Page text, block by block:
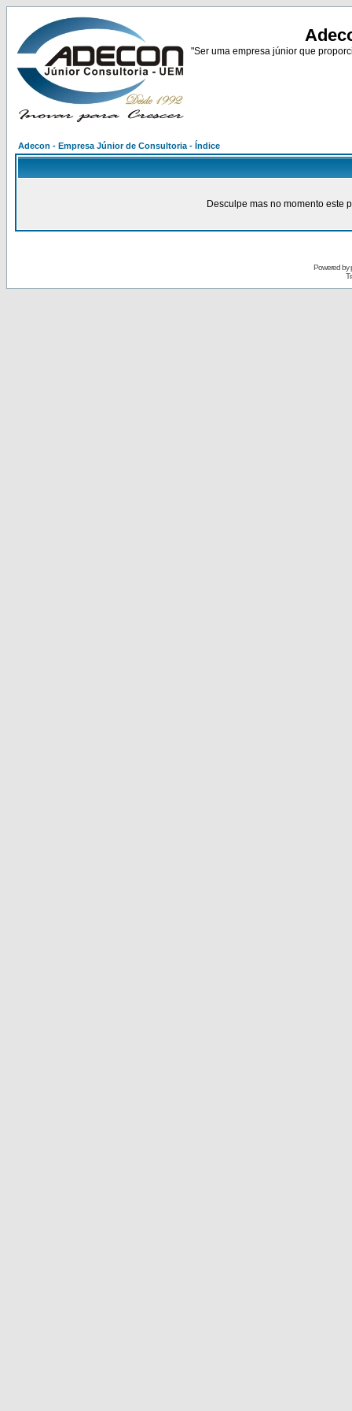
"Ser uma empresa júnior que
Adecon - Empresa Júnior de Consultoria - Índice
Desculpe mas no momento este
Powered by